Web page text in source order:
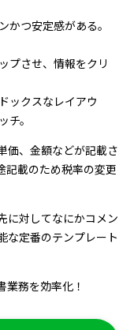
かつ安定感がある。
プさせ、情報をクリ
ックスなレイアウ
チ。
価、金額などが記載さ
記載のため税率の変更
に対してなにかコメン
な定番のテンプレート
務を効率化！